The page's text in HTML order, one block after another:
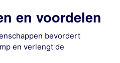
en voordelen
bevordert
en verlengt de